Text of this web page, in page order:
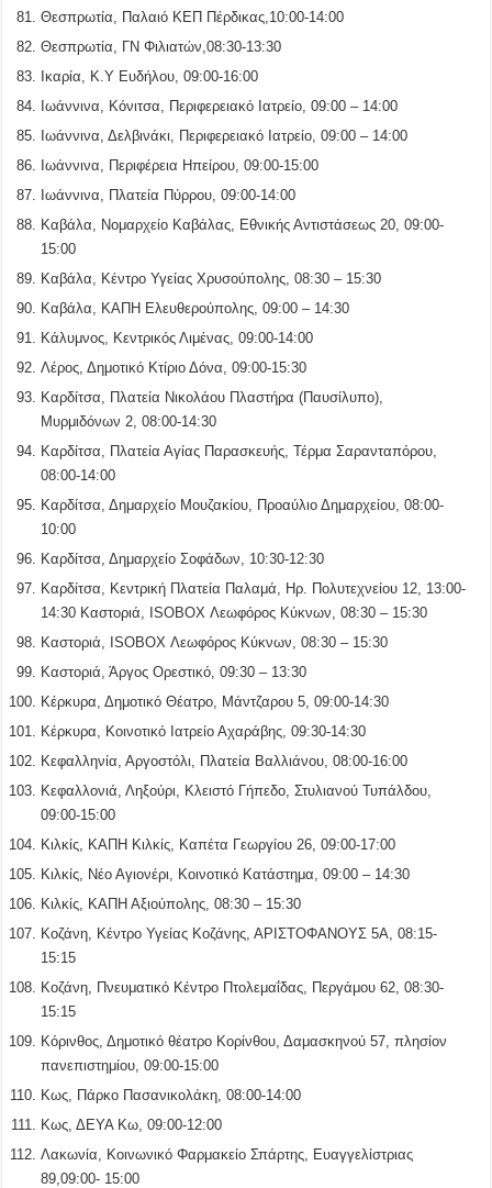
Θεσπρωτία, Παλαιό ΚΕΠ Πέρδικας,10:00-14:00
Θεσπρωτία, ΓΝ Φιλιατών,08:30-13:30
Ικαρία, Κ.Υ Ευδήλου, 09:00-16:00
Ιωάννινα, Κόνιτσα, Περιφερειακό Ιατρείο, 09:00 – 14:00
Ιωάννινα, Δελβινάκι, Περιφερειακό Ιατρείο, 09:00 – 14:00
Ιωάννινα, Περιφέρεια Ηπείρου, 09:00-15:00
Ιωάννινα, Πλατεία Πύρρου, 09:00-14:00
Καβάλα, Νομαρχείο Καβάλας, Εθνικής Αντιστάσεως 20, 09:00-
15:00
Καβάλα, Κέντρο Υγείας Χρυσούπολης, 08:30 – 15:30
Καβάλα, ΚΑΠΗ Ελευθερούπολης, 09:00 – 14:30
Κάλυμνος, Κεντρικός Λιμένας, 09:00-14:00
Λέρος, Δημοτικό Κτίριο Δόνα, 09:00-15:30
Καρδίτσα, Πλατεία Νικολάου Πλαστήρα (Παυσίλυπο),
Μυρμιδόνων 2, 08:00-14:30
Καρδίτσα, Πλατεία Αγίας Παρασκευής, Τέρμα Σαρανταπόρου,
08:00-14:00
Καρδίτσα, Δημαρχείο Μουζακίου, Προαύλιο Δημαρχείου, 08:00-
10:00
Καρδίτσα, Δημαρχείο Σοφάδων, 10:30-12:30
Καρδίτσα, Κεντρική Πλατεία Παλαμά, Ηρ. Πολυτεχνείου 12, 13:00-
14:30 Καστοριά, ISOBOX Λεωφόρος Κύκνων, 08:30 – 15:30
Καστοριά, ISOBOX Λεωφόρος Κύκνων, 08:30 – 15:30
Καστοριά, Άργος Ορεστικό, 09:30 – 13:30
Κέρκυρα, Δημοτικό Θέατρο, Μάντζαρου 5, 09:00-14:30
Κέρκυρα, Κοινοτικό Ιατρείο Αχαράβης, 09:30-14:30
Κεφαλληνία, Αργοστόλι, Πλατεία Βαλλιάνου, 08:00-16:00
Κεφαλλονιά, Ληξούρι, Κλειστό Γήπεδο, Στυλιανού Τυπάλδου,
09:00-15:00
Κιλκίς, ΚΑΠΗ Κιλκίς, Καπέτα Γεωργίου 26, 09:00-17:00
Κιλκίς, Νέο Αγιονέρι, Κοινοτικό Κατάστημα, 09:00 – 14:30
Κιλκίς, ΚΑΠΗ Αξιούπολης, 08:30 – 15:30
Κοζάνη, Κέντρο Υγείας Κοζάνης, ΑΡΙΣΤΟΦΑΝΟΥΣ 5Α, 08:15-
15:15
Κοζάνη, Πνευματικό Κέντρο Πτολεμαΐδας, Περγάμου 62, 08:30-
15:15
Κόρινθος, Δημοτικό θέατρο Κορίνθου, Δαμασκηνού 57, πλησίον
πανεπιστημίου, 09:00-15:00
Κως, Πάρκο Πασανικολάκη, 08:00-14:00
Κως, ΔΕΥΑ Κω, 09:00-12:00
Λακωνία, Κοινωνικό Φαρμακείο Σπάρτης, Ευαγγελίστριας
89,09:00- 15:00